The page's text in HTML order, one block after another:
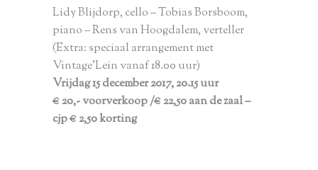
Lidy Blijdorp, cello – Tobias Borsboom,
piano – Rens van Hoogdalem, verteller
(Extra: speciaal arrangement met
Vintage’Lein vanaf 18.00 uur)
Vrijdag 15 december 2017, 20.15 uur
€ 20,- voorverkoop /€ 22,50 aan de zaal –
cjp € 2,50 korting